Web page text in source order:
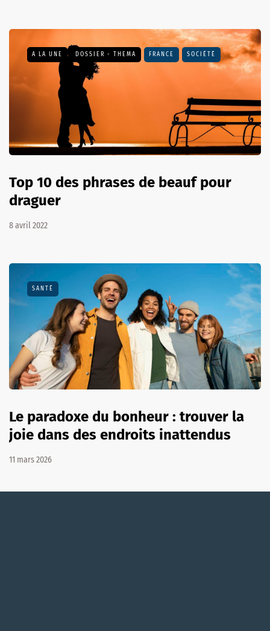
A LA UNE DOSSIER - THEMA FRANCE SOCIÉTÉ
Top 10 des phrases de beauf pour
draguer
8 avril 2022
SANTÉ
Le paradoxe du bonheur : trouver la
joie dans des endroits inattendus
11 mars 2026